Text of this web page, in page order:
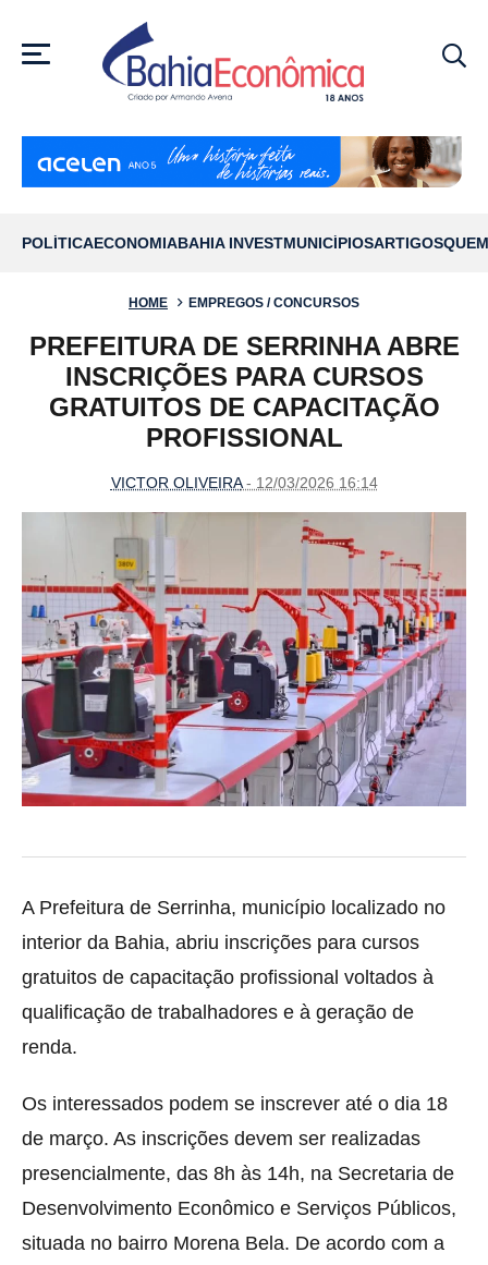
MENU
POLÍTICAECONOMIABAHIA INVESTMUNICÍPIOSARTIGOS
HOME EMPREGOS / CONCURSOS
PREFEITURA DE SERRINHA ABRE
INSCRIÇÕES PARA CURSOS
GRATUITOS DE CAPACITAÇÃO
PROFISSIONAL
VICTOR OLIVEIRA- 12/03/2026 16:14
A Prefeitura de Serrinha, município localizado no
interior da Bahia, abriu inscrições para cursos
gratuitos de capacitação profissional voltados à
qualificação de trabalhadores e à geração de
renda.
Os interessados podem se inscrever até o dia 18
de março. As inscrições devem ser realizadas
presencialmente, das 8h às 14h, na Secretaria de
Desenvolvimento Econômico e Serviços Públicos,
situada no bairro Morena Bela. De acordo com a